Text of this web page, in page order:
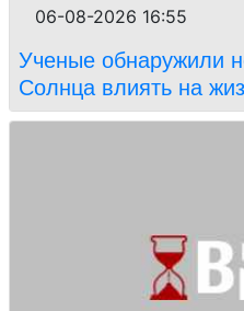
06-08-2026 16:55
Ученые обнаружили
Солнца влиять на